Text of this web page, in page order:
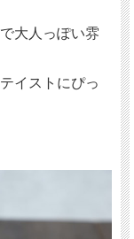
大人っぽい雰
イストにぴっ